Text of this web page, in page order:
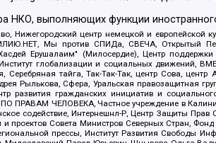
НКО, выполняющих функции
Нижегородский центр немецкой и европейской
Мы против СПИДа, СВЕЧА, Открытый
Ерушалаим" (Милосердие), Центр
глобализации и социальных движений,
Серебряная тайга, Так-Так-Так, центр Сова,
Рылькова, Сфера, Уральская правозащитная
развития гражданских инициатив и
ПРАВАМ ЧЕЛОВЕКА, Частное учреждение в
содействие, Интернешнл-Р, Центр Защиты
проектов Совета Министров Северных Стран,
прессы, Институт Развития Свободы